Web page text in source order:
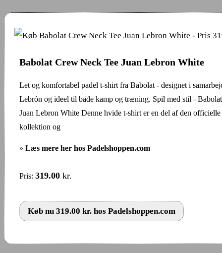
Babolat Crew Neck Tee Juan Lebron White
Let og komfortabel padel t-shirt fra Babolat - designet i
Lebrón og ideel til både kamp og træning. Spil med stil -
Juan Lebron White Denne hvide t-shirt er en del af den
kollektion og
» Læs mere her hos Padelshoppen.com
Pris: 319.00 kr.
Køb nu 319.00 kr. hos Padelshoppen.com